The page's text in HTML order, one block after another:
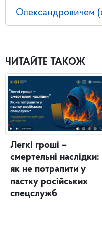
Олександровичем
ЧИТАЙТЕ ТАКОЖ
Легкі гроші –
смертельні наслідки:
як не потрапити у
пастку російських
спецслужб